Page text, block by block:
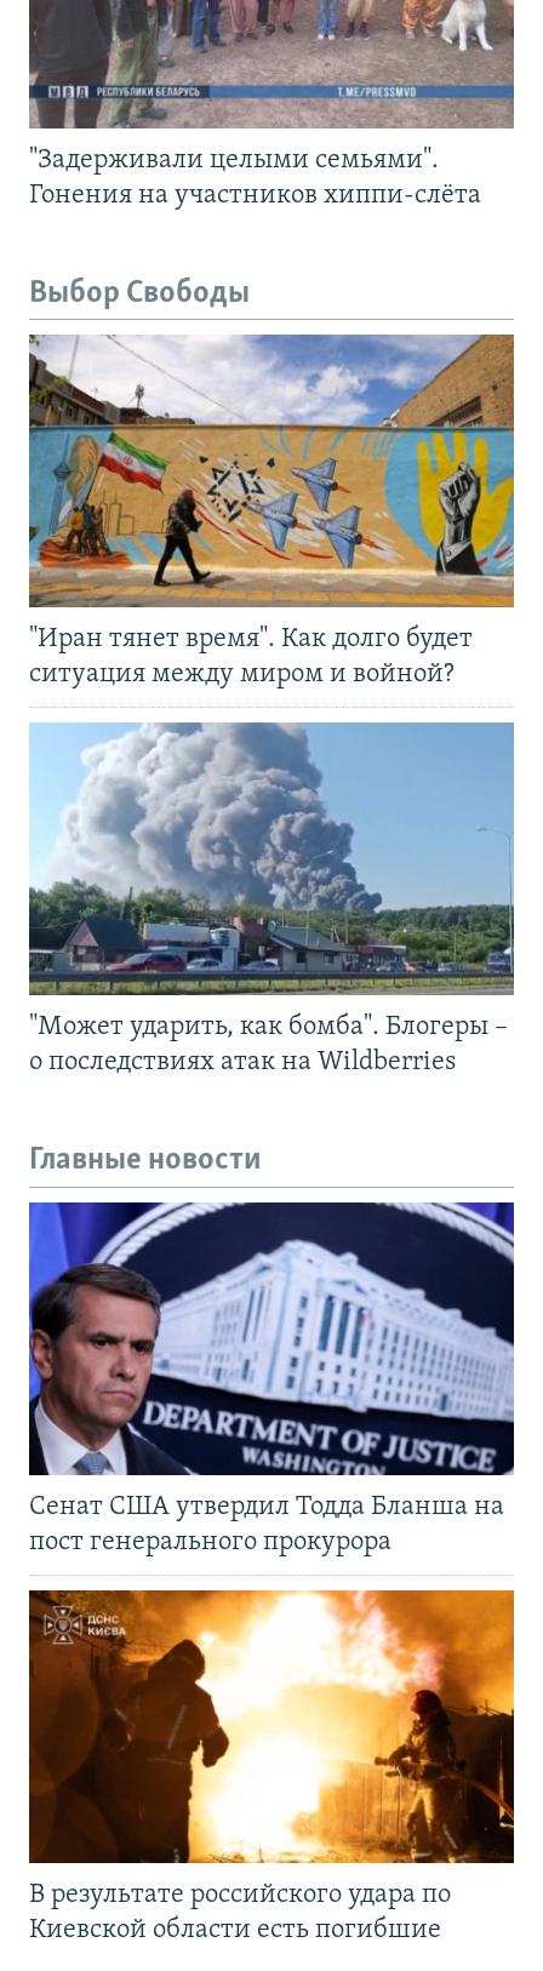
"Задерживали целыми семьями".
Гонения на участников хиппи-слёта
Выбор Свободы
"Иран тянет время". Как долго будет
ситуация между миром и войной?
"Может ударить, как бомба". Блогеры –
о последствиях атак на Wildberries
Главные новости
Сенат США утвердил Тодда Бланша на
пост генерального прокурора
В результате российского удара по
Киевской области есть погибшие